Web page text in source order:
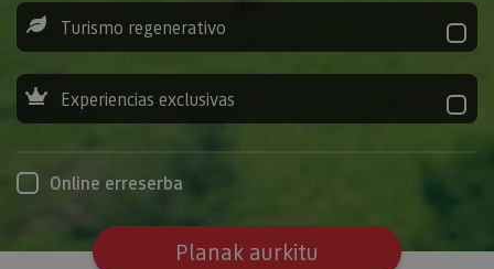
Turismo regenerativo
Experiencias exclusivas
Online erreserba
Planak aurkitu